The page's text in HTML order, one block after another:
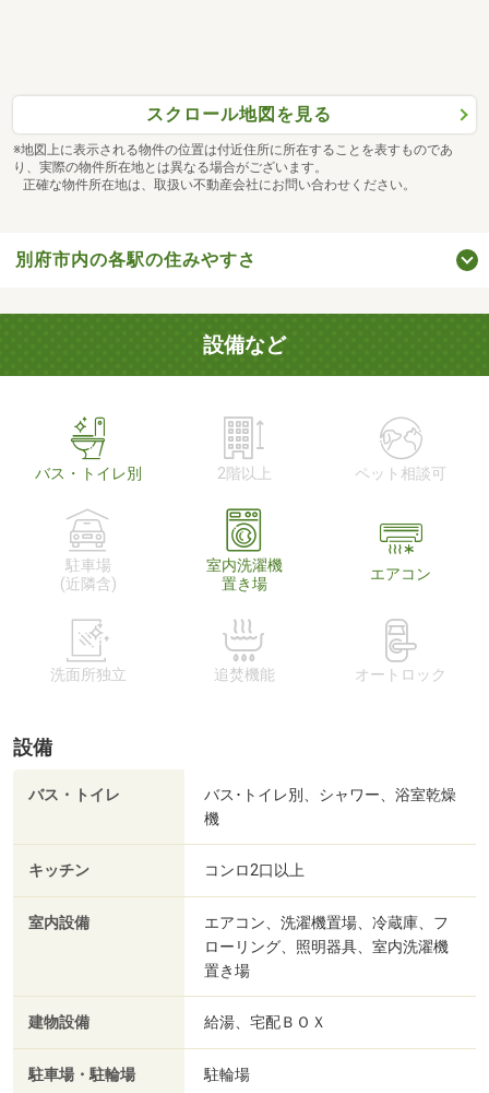
スクロール地図を見る
※地図上に表示される物件の位置は付近住所に所在することを表すものであ
り、実際の物件所在地とは異なる場合がございます。
正確な物件所在地は、取扱い不動産会社にお問い合わせください。
別府市内の各駅の住みやすさ
設備など
バス・トイレ別 2階以上 ペット相談可
駐車場
(近隣含)
室内洗濯機
置き場
エアコン
洗面所独立 追焚機能 オートロック
設備
バス・トイレ
バス･トイレ別、シャワー、浴室乾燥
機
キッチン コンロ2口以上
室内設備
エアコン、洗濯機置場、冷蔵庫、フ
ローリング、照明器具、室内洗濯機
置き場
建物設備 給湯、宅配ＢＯＸ
駐車場・駐輪場 駐輪場